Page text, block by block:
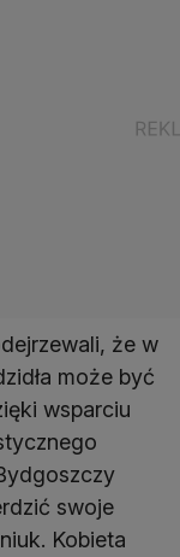
że w
może być
wsparciu
swoje
Kobieta